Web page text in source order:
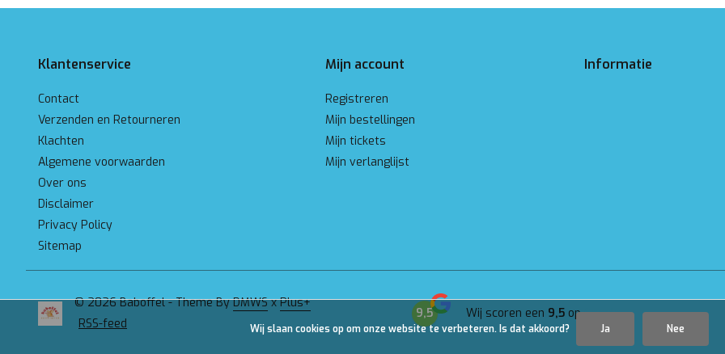
Klantenservice
Contact
Verzenden en Retourneren
Klachten
Algemene voorwaarden
Over ons
Disclaimer
Privacy Policy
Sitemap
Mijn account
Registreren
Mijn bestellingen
Mijn tickets
Mijn verlanglijst
Informatie
© 2026 Baboffel - Theme ByDMWSxPlus+
RSS-feed
9,5 Wij scoren een 9,5opGoogle
Wij slaan cookies op om onze website te verbeteren. Is dat akkoord? Ja Nee